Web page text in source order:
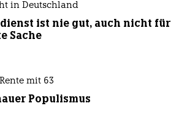
in Deutschland
ist nie gut, auch nicht für
Sache
mit 63
Populismus